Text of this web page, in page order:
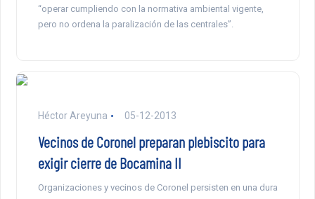
“operar cumpliendo con la normativa ambiental vigente,
pero no ordena la paralización de las centrales”.
Héctor Areyuna 05-12-2013
Vecinos de Coronel preparan plebiscito para
exigir cierre de Bocamina II
Organizaciones y vecinos de Coronel persisten en una dura